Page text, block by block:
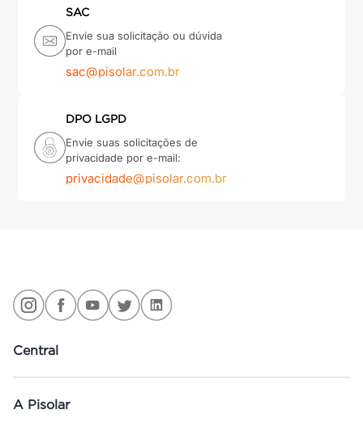
SAC
Envie sua solicitação ou dúvida
por e-mail
sac@pisolar.com.br
DPO LGPD
Envie suas solicitações de
privacidade por e-mail:
privacidade@pisolar.com.br
Central
A Pisolar